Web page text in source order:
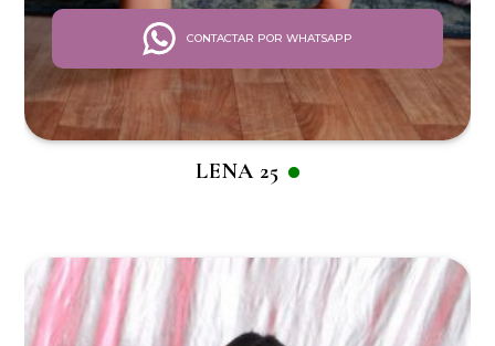
CONTACTAR POR WHATSAPP
LENA 25